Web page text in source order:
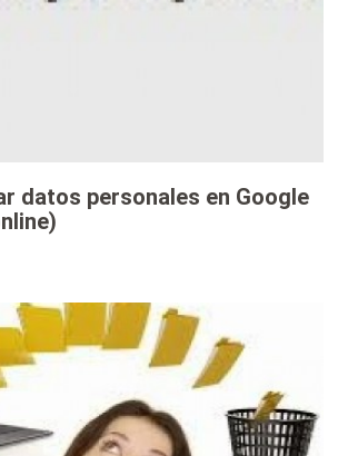
datos personales en Google